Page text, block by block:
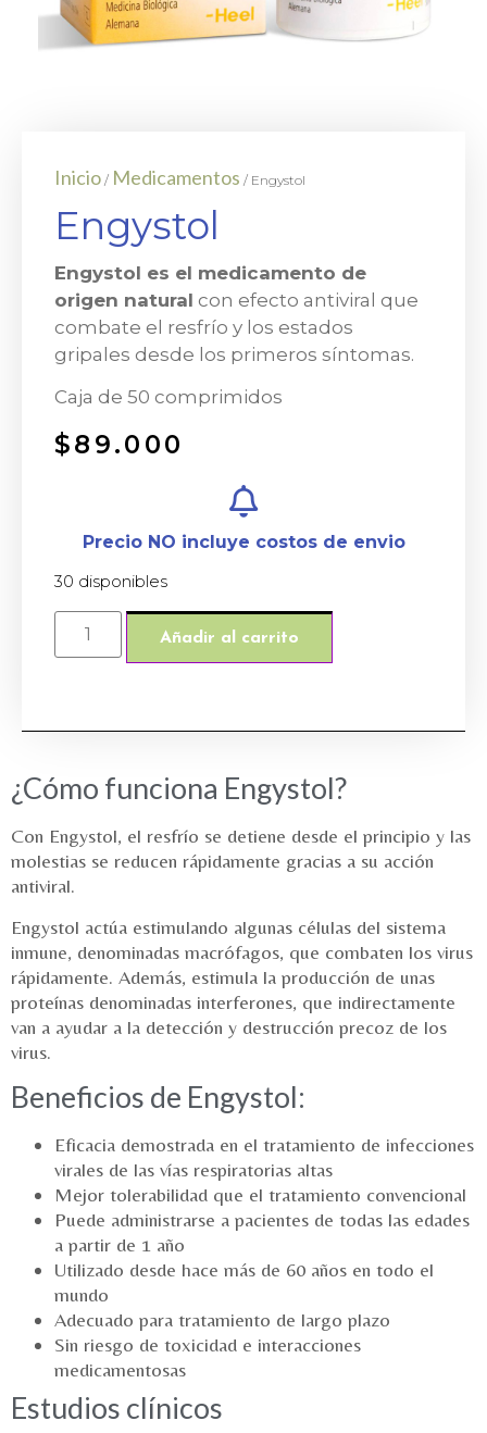
Inicio / Medicamentos / Engystol
Engystol
Engystol es el medicamento de
origen natural con efecto antiviral que
combate el resfrío y los estados
gripales desde los primeros síntomas.
Caja de 50 comprimidos
$89.000
Precio NO incluye costos de envio
30 disponibles
Añadir al carrito
¿Cómo funciona Engystol?
Con Engystol, el resfrío se detiene desde el principio y las
molestias se reducen rápidamente gracias a su acción
antiviral.
Engystol actúa estimulando algunas células del sistema
inmune, denominadas macrófagos, que combaten los virus
rápidamente. Además, estimula la producción de unas
proteínas denominadas interferones, que indirectamente
van a ayudar a la detección y destrucción precoz de los
virus.
Beneficios de Engystol:
Eficacia demostrada en el tratamiento de infecciones
virales de las vías respiratorias altas
Mejor tolerabilidad que el tratamiento convencional
Puede administrarse a pacientes de todas las edades
a partir de 1 año
Utilizado desde hace más de 60 años en todo el
mundo
Adecuado para tratamiento de largo plazo
Sin riesgo de toxicidad e interacciones
medicamentosas
Estudios clínicos